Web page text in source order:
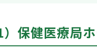
1）保健医療局